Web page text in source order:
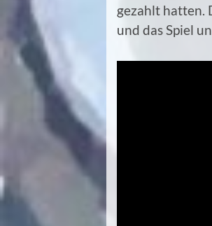
gezahlt hatten.
und das Spiel